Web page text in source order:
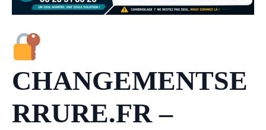
CHANGEMENTSE
RRURE.FR –